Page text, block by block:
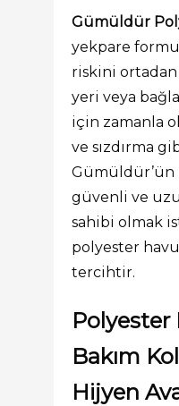
Gümüldür
yekpare formu
riskini ortadan
yeri veya
için zamanla
ve sızdırma
güvenli ve
sahibi olmak
polyester
tercihtir.
Polyester
Bakım
Hijyen